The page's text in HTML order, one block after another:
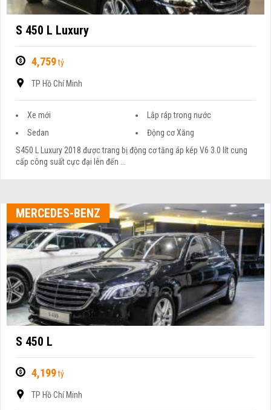
S 450 L Luxury
4,759tỷ
TP Hồ Chí Minh
Xe mới
Lắp ráp trong nước
Sedan
Động cơ Xăng
S450 L Luxury 2018 được trang bị động cơ tăng áp kép V6 3.0 lít cung
cấp công suất cực đại lên đến ...
MERCEDES-BENZ
S 450 L
4,199tỷ
TP Hồ Chí Minh